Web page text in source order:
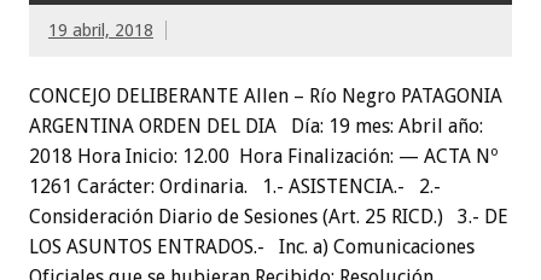
19 abril, 2018
CONCEJO DELIBERANTE Allen – Río Negro PATAGONIA
ARGENTINA ORDEN DEL DIA Día: 19 mes: Abril año:
2018 Hora Inicio: 12.00 Hora Finalización: — ACTA Nº
1261 Carácter: Ordinaria. 1.- ASISTENCIA.- 2.-
Consideración Diario de Sesiones (Art. 25 RICD.) 3.- DE
LOS ASUNTOS ENTRADOS.- Inc. a) Comunicaciones